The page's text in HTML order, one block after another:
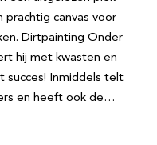
canvas voor
Dirtpainting Onder
hij met kwasten en
succes! Inmiddels telt
en heeft ook de…